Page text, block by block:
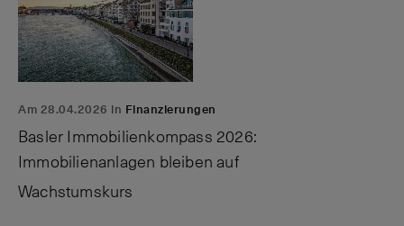
Am 28.04.2026 in Finanzierungen
Basler Immobilienkompass 2026:
Immobilienanlagen bleiben auf
Wachstumskurs